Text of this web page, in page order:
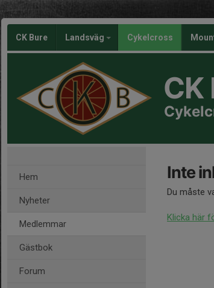
CK Bure Landsväg Cykelcross
CK
Hem
Nyheter
Medlemmar
Gästbok
Forum
Inte
Du måste
Klicka här